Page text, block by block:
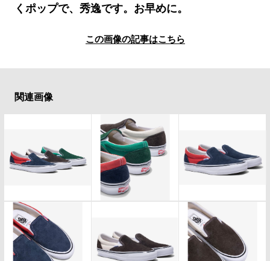
くポップで、秀逸です。お早めに。
この画像の記事はこちら
関連画像